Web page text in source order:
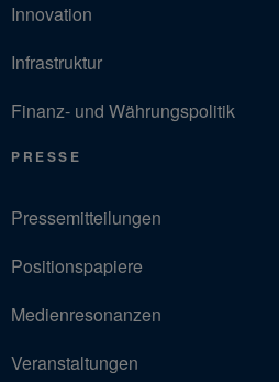
Innovation
Infrastruktur
Finanz- und Währungspolitik
PRESSE
Pressemitteilungen
Positionspapiere
Medienresonanzen
Veranstaltungen